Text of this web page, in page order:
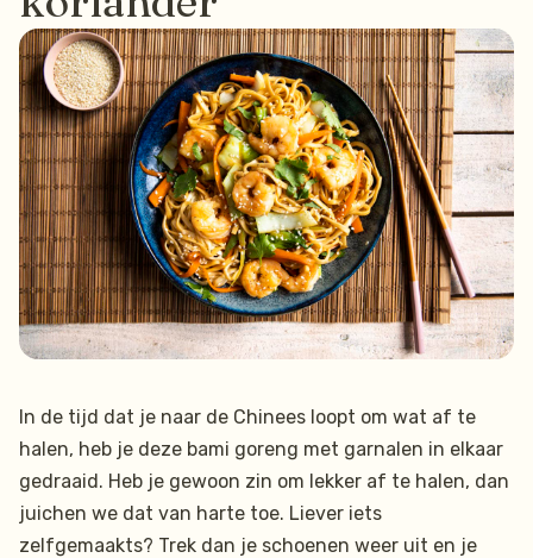
In de tijd dat je naar de Chinees loopt om wat af te
halen, heb je deze bami goreng met garnalen in elkaar
gedraaid. Heb je gewoon zin om lekker af te halen, dan
juichen we dat van harte toe. Liever iets
zelfgemaakts? Trek dan je schoenen weer uit en je